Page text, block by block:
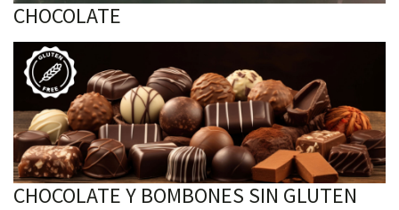
CHOCOLATE
CHOCOLATE Y BOMBONES SIN GLUTEN